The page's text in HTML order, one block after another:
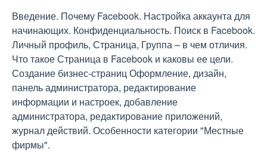
Введение. Почему Facebook. Настройка аккаунта для
начинающих. Конфиденциальность. Поиск в Facebook.
Личный профиль, Страница, Группа – в чем отличия.
Что такое Страница в Facebook и каковы ее цели.
Создание бизнес-страниц Оформление, дизайн,
панель администратора, редактирование
информации и настроек, добавление
администратора, редактирование приложений,
журнал действий. Особенности категории "Местные
фирмы".